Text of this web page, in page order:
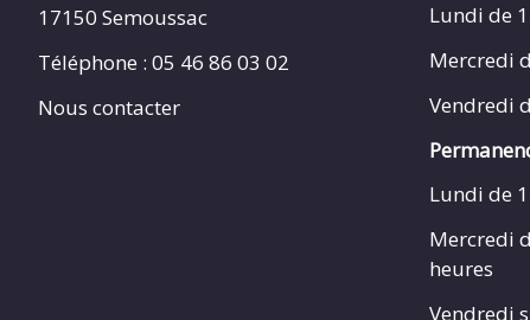
17150 Semoussac
Téléphone : 05 46 86 03 02
Nous contacter
Lundi de
Mercredi
Vendredi
Lundi de
Mercredi
heures
Vendredi